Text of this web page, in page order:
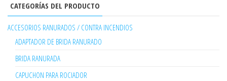
CATEGORÍAS DEL PRODUCTO
ACCESORIOS RANURADOS / CONTRA INCENDIOS
ADAPTADOR DE BRIDA RANURADO
BRIDA RANURADA
CAPUCHON PARA ROCIADOR